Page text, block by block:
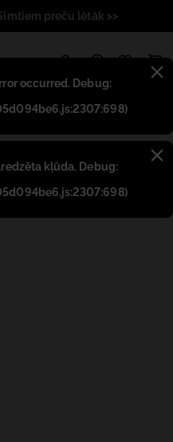
occurred. Debug:
kļūda. Debug:
preču lētāk >>